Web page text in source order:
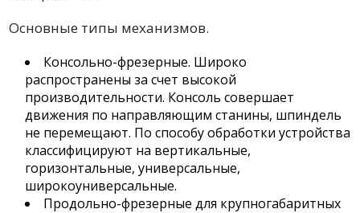
Основные типы механизмов.
Консольно-фрезерные. Широко
распространены за счет высокой
производительности. Консоль совершает
движения по направляющим станины, шпиндель
не перемещают. По способу обработки устройства
классифицируют на вертикальные,
горизонтальные, универсальные,
широкоуниверсальные.
Продольно-фрезерные для крупногабаритных